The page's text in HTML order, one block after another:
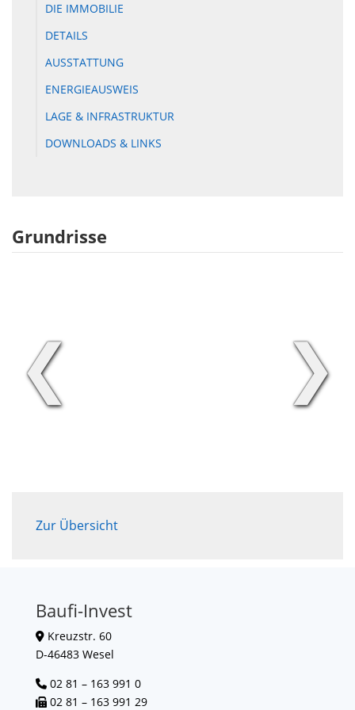
DIE IMMOBILIE
DETAILS
AUSSTATTUNG
ENERGIEAUSWEIS
LAGE & INFRASTRUKTUR
DOWNLOADS & LINKS
Grundrisse
❮ ❯
Zur Übersicht
Baufi-Invest
Kreuzstr. 60
D-46483 Wesel
02 81 – 163 991 0
02 81 – 163 991 29